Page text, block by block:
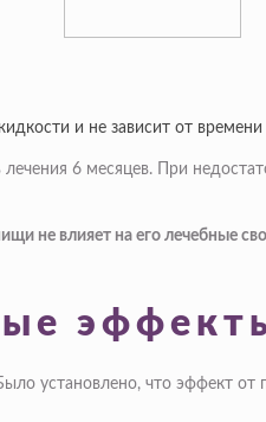
и не зависит от
6 месяцев. При
не влияет на его лечебные
установлено, что эффект